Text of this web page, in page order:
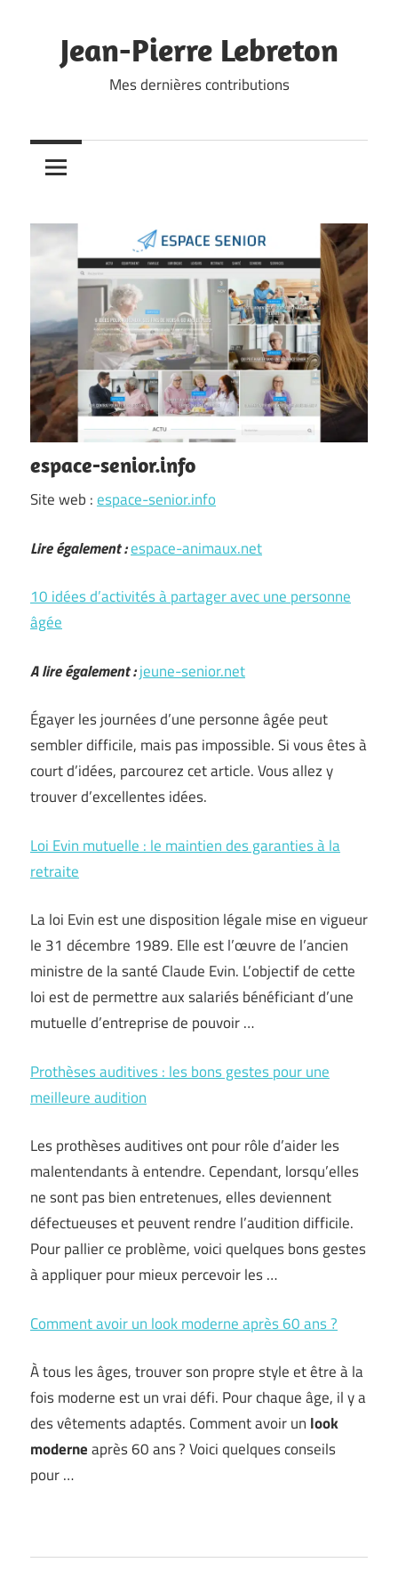
contentJean-Pierre Lebreton
Mes dernières contributions
espace-senior.info
Site web :espace-senior.info
Lire également :espace-animaux.net
10 idées d’activités à partager avec une personne
âgée
A lire également :jeune-senior.net
Égayer les journées d’une personne âgée peut
sembler difficile, mais pas impossible. Si vous êtes à
court d’idées, parcourez cet article. Vous allez y
trouver d’excellentes idées.
Loi Evin mutuelle : le maintien des garanties à la
retraite
La loi Evin est une disposition légale mise en vigueur
le 31 décembre 1989. Elle est l’œuvre de l’ancien
ministre de la santé Claude Evin. L’objectif de cette
loi est de permettre aux salariés bénéficiant d’une
mutuelle d’entreprise de pouvoir …
Prothèses auditives : les bons gestes pour une
meilleure audition
Les prothèses auditives ont pour rôle d’aider les
malentendants à entendre. Cependant, lorsqu’elles
ne sont pas bien entretenues, elles deviennent
défectueuses et peuvent rendre l’audition difficile.
Pour pallier ce problème, voici quelques bons gestes
à appliquer pour mieux percevoir les …
Comment avoir un look moderne après 60 ans ?
À tous les âges, trouver son propre style et être à la
fois moderne est un vrai défi. Pour chaque âge, il y a
des vêtements adaptés. Comment avoir un look
moderneaprès 60 ans ? Voici quelques conseils
pour …